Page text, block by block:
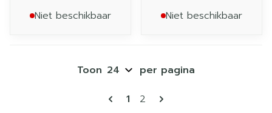
Niet beschikbaar Niet beschikbaar
Pagina's
U lees momenteel pagina
1 Pagina
2
Toon per pagina